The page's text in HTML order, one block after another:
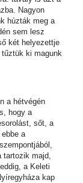
Nagyon
húzták meg a
sem lesz
két helyezettje
tűztük ki magunk
a hétvégén
hogy a
sőt, a
a
tartozik majd,
a Keleti
kap